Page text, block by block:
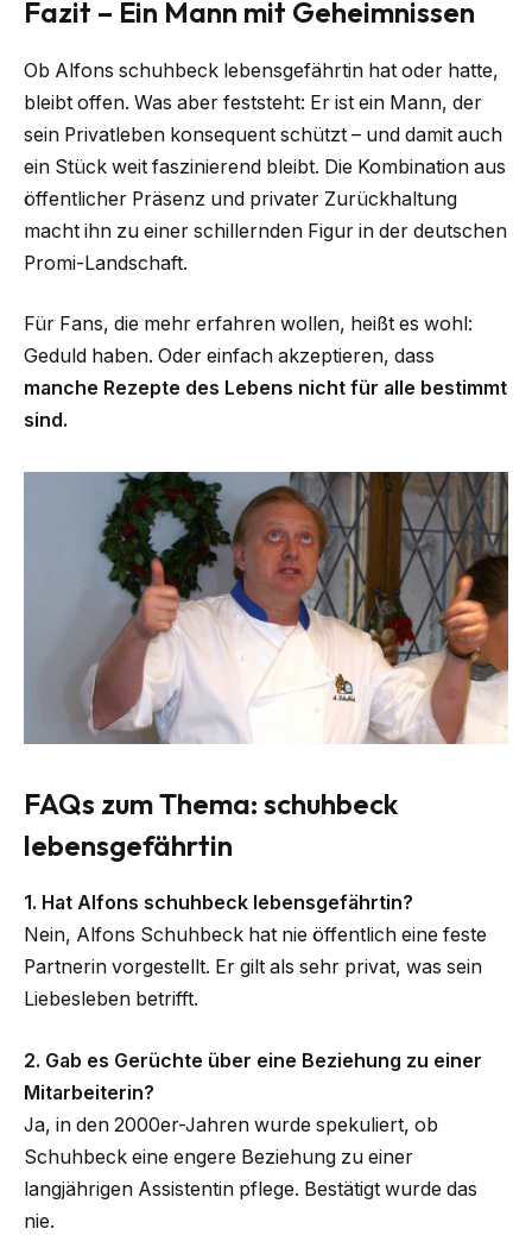
Fazit – Ein Mann mit Geheimnissen
Ob Alfons schuhbeck lebensgefährtin hat oder hatte,
bleibt offen. Was aber feststeht: Er ist ein Mann, der
sein Privatleben konsequent schützt – und damit auch
ein Stück weit faszinierend bleibt. Die Kombination aus
öffentlicher Präsenz und privater Zurückhaltung
macht ihn zu einer schillernden Figur in der deutschen
Promi-Landschaft.
Für Fans, die mehr erfahren wollen, heißt es wohl:
Geduld haben. Oder einfach akzeptieren, dass
manche Rezepte des Lebens nicht für alle bestimmt
sind.
FAQs zum Thema: schuhbeck
lebensgefährtin
1. Hat Alfons schuhbeck lebensgefährtin?
Nein, Alfons Schuhbeck hat nie öffentlich eine feste
Partnerin vorgestellt. Er gilt als sehr privat, was sein
Liebesleben betrifft.
2. Gab es Gerüchte über eine Beziehung zu einer
Mitarbeiterin?
Ja, in den 2000er-Jahren wurde spekuliert, ob
Schuhbeck eine engere Beziehung zu einer
langjährigen Assistentin pflege. Bestätigt wurde das
nie.